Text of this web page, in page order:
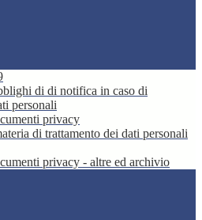
di di notifica in caso di
personali
privacy
di trattamento dei dati personali
privacy - altre ed archivio